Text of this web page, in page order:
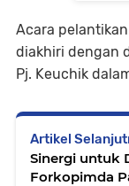
Acara
diakhiri dengan
Pj. Keuchik
Artikel
Sinergi untuk
Forkopimda